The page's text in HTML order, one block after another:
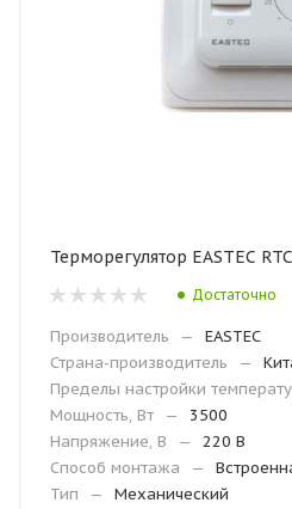
Терморегулятор EASTEC
Достаточно
Производитель —
EASTEC
Страна-производитель
—
Пределы настройки
Мощность, Вт
—
3500
Напряжение, В
—
220 В
Способ монтажа
—
Тип
—
Механический